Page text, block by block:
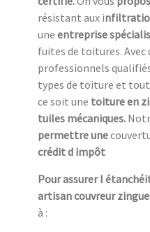
résistant aux i
une entreprise
fuites de toitures. Avec
professionnels
types de toiture et
ce soit une toiture en
tuiles mécaniques.
permettre une
crédit d impôt
Pour assurer l
artisan couvreur
à :